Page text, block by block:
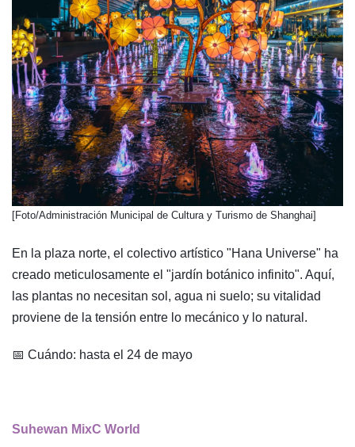
​[Foto/Administración Municipal de Cultura y Turismo de Shanghai]
En la plaza norte, el colectivo artístico "Hana Universe" ha
creado meticulosamente el "jardín botánico infinito". Aquí,
las plantas no necesitan sol, agua ni suelo; su vitalidad
proviene de la tensión entre lo mecánico y lo natural.
📅 Cuándo: hasta el 24 de mayo
Suhewan MixC World